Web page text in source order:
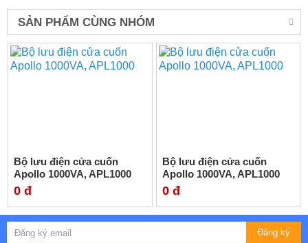
SẢN PHẨM CÙNG NHÓM
Bộ lưu điện cửa cuốn
Apollo 1000VA, APL1000
0 đ
Bộ lưu điện cửa cuốn
Apollo 1000VA, APL1000
0 đ
Đăng ký